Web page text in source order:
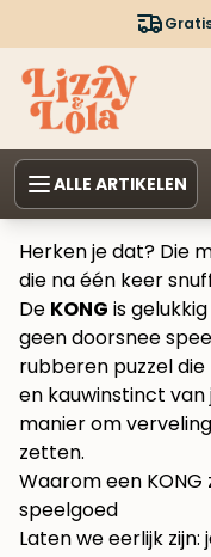
ALLE ARTIKELEN
Herken je dat? Die
die na één keer
De KONG is
geen doorsnee
rubberen puzzel
en kauwinstinct van
manier om
zetten.
Waarom een
speelgoed
Laten we eerlijk